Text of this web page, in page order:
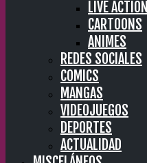
LIVE ACTION
CARTOONS
ANIMES
REDES SOCIALES
COMICS
MANGAS
VIDEOJUEGOS
DEPORTES
ACTUALIDAD